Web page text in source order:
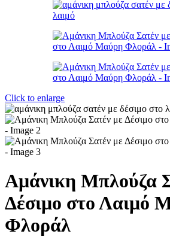
Click to enlarge
Αμάνικη Μπλούζα
Δέσιμο στο Λαιμό
Φλοράλ